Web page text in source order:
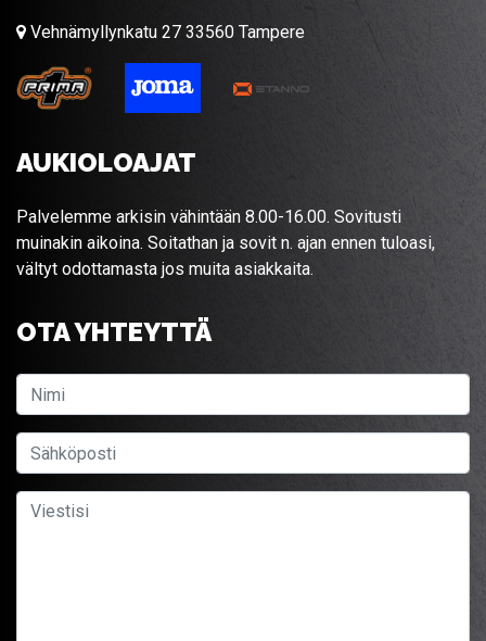
Vehnämyllynkatu 27 33560 Tampere
AUKIOLOAJAT
Palvelemme arkisin vähintään 8.00-16.00. Sovitusti
muinakin aikoina. Soitathan ja sovit n. ajan ennen tuloasi,
vältyt odottamasta jos muita asiakkaita.
OTA YHTEYTTÄ